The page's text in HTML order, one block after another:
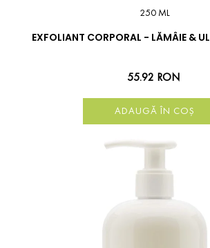
250 ML
EXFOLIANT CORPORAL - LĂMÂIE &
55.92 RON
ADAUGĂ ÎN COȘ